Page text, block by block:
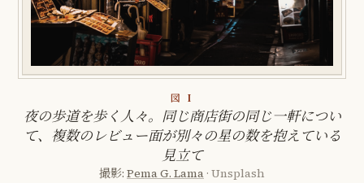
図 I
夜の歩道を歩く人々。同じ商店街の同じ一軒につい
て、複数のレビュー面が別々の星の数を抱えている
見立て
撮影: Pema G. Lama · Unsplash